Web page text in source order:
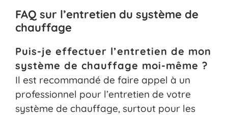
FAQ sur l’entretien du système de
chauffage
Puis-je effectuer l’entretien de mon
système de chauffage moi-même ?
Il est recommandé de faire appel à un
professionnel pour l’entretien de votre
système de chauffage, surtout pour les